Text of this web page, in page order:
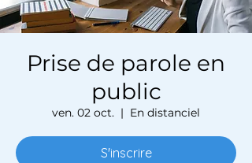
Prise de parole en
public
ven. 02 oct.
  |
En distanciel
S'inscrire